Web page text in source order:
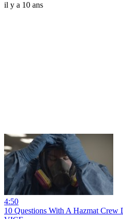
il y a 10 ans
4:50
10 Questions With A Hazmat